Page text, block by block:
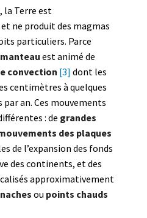
la Terre est
ne produit des magmas
particuliers. Parce
manteau est animé de
convection [3] dont les
centimètres à quelques
an. Ces mouvements
: de grandes
des plaques
de l’expansion des fonds
des continents, et des
approximativement
ou points chauds